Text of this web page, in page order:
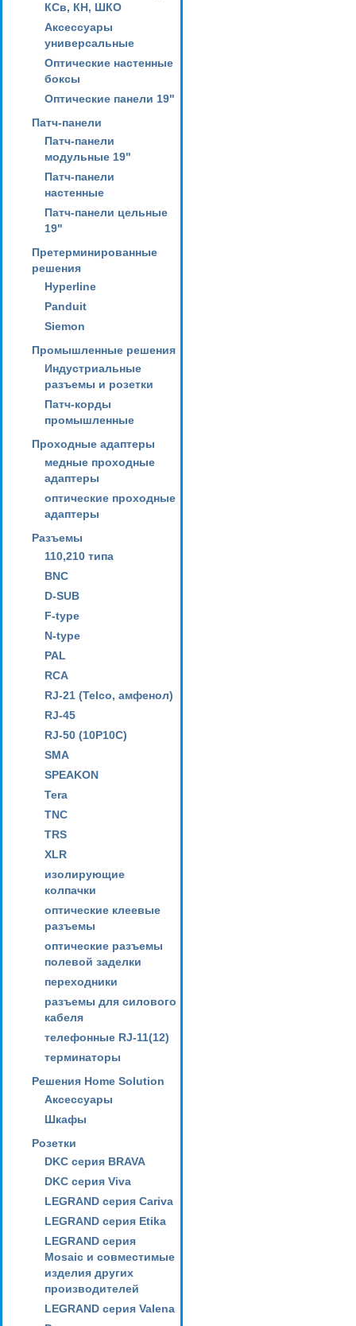
КСв, КН, ШКО
Аксессуары
универсальные
Оптические настенные
боксы
Оптические панели 19"
Патч-панели
Патч-панели
модульные 19"
Патч-панели
настенные
Патч-панели цельные
19"
Претерминированные
решения
Hyperline
Panduit
Siemon
Промышленные решения
Индустриальные
разъемы и розетки
Патч-корды
промышленные
Проходные адаптеры
медные проходные
адаптеры
оптические проходные
адаптеры
Разъемы
110,210 типа
BNC
D-SUB
F-type
N-type
PAL
RCA
RJ-21 (Telco, амфенол)
RJ-45
RJ-50 (10P10C)
SMA
SPEAKON
Tera
TNC
TRS
XLR
изолирующие
колпачки
оптические клеевые
разъемы
оптические разъемы
полевой заделки
переходники
разъемы для силового
кабеля
телефонные RJ-11(12)
терминаторы
Решения Home Solution
Аксессуары
Шкафы
Розетки
DKC серия BRAVA
DKC серия Viva
LEGRAND серия Cariva
LEGRAND серия Etika
LEGRAND серия
Mosaic и совместимые
изделия других
производителей
LEGRAND серия Valena